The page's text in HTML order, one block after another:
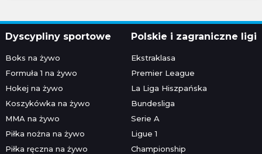
Dyscypliny sportowe
Boks na żywo
Formuła 1 na żywo
Hokej na żywo
Koszykówka na żywo
MMA na żywo
Piłka nożna na żywo
Piłka ręczna na żywo
Polskie i zagraniczne ligi
Ekstraklasa
Premier League
La Liga Hiszpańska
Bundesliga
Serie A
Ligue 1
Championship